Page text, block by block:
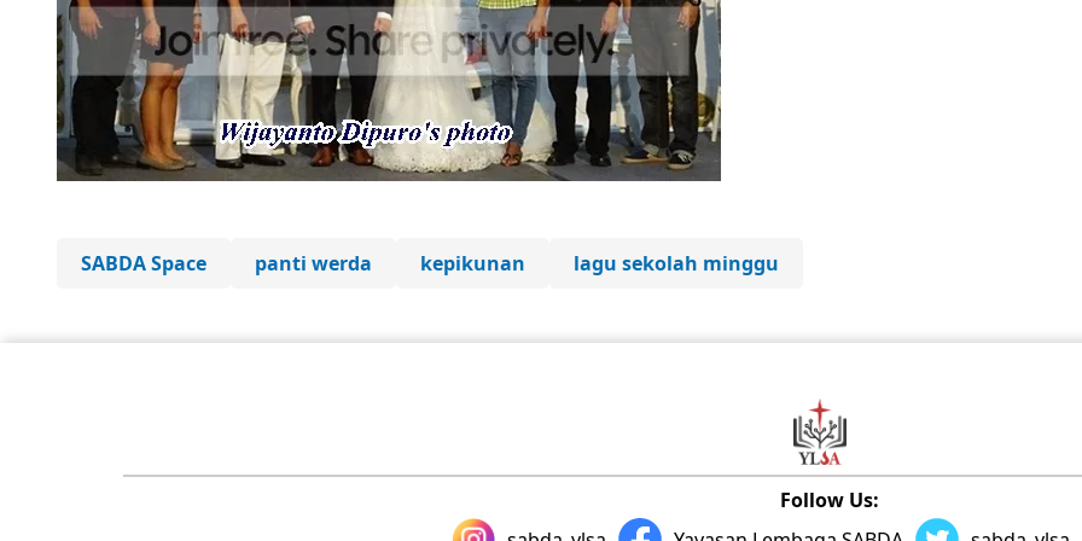
SABDA Space panti werda kepikunan lagu sekolah minggu
Follow Us: